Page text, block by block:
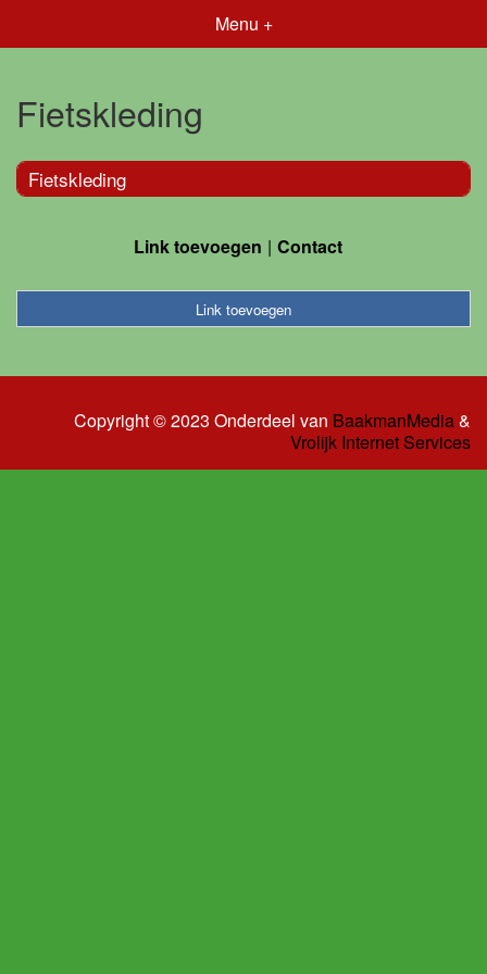
Menu +
Fietskleding
Fietskleding
Link toevoegen Contact
Link toevoegen
Copyright © 2023 Onderdeel van BaakmanMedia&
Vrolijk Internet Services